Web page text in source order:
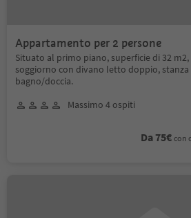
Appartamento per 2 persone
Situato al primo piano, superficie di 32
soggiorno con divano letto doppio,
bagno/doccia.
Massimo 4 ospiti
Da 75€ con